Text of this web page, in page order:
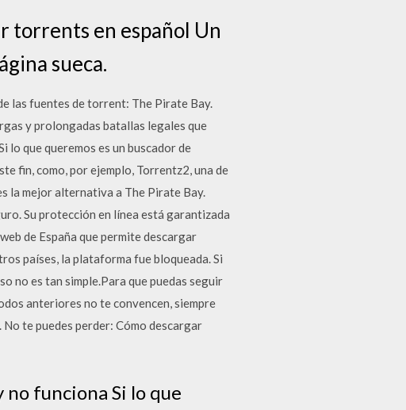
torrents en español Un
sueca.
las fuentes de torrent: The Pirate Bay.
y prolongadas batallas legales que
que queremos es un buscador de
fin, como, por ejemplo, Torrentz2, una de
la mejor alternativa a The Pirate Bay.
Su protección en línea está garantizada
de España que permite descargar
países, la plataforma fue bloqueada. Si
no es tan simple.Para que puedas seguir
anteriores no te convencen, siempre
te puedes perder: Cómo descargar
funciona Si lo que